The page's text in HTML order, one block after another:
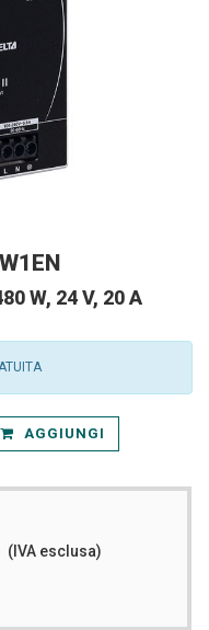
W, 24 V, 20 A
AGGIUNGI
(IVA esclusa)